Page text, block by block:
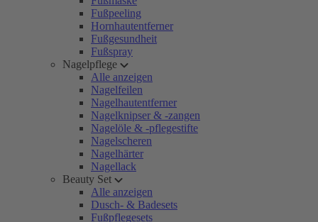
Fußpeeling
Hornhautentferner
Fußgesundheit
Fußspray
Nagelpflege
Alle anzeigen
Nagelfeilen
Nagelhautentferner
Nagelknipser & -zangen
Nagelöle & -pflegestifte
Nagelscheren
Nagelhärter
Nagellack
Beauty Set
Alle anzeigen
Dusch- & Badesets
Fußpflegesets